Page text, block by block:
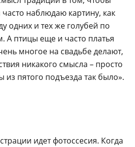
наблюдаю картину, как
одних и тех же голубей по
А птицы еще и часто платья
многое на свадьбе делают,
никакого смысла – просто
из пятого подъезда так было».
идет фотоссесия. Когда